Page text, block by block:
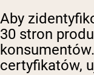
Aby
30 stron
certyfikatów,